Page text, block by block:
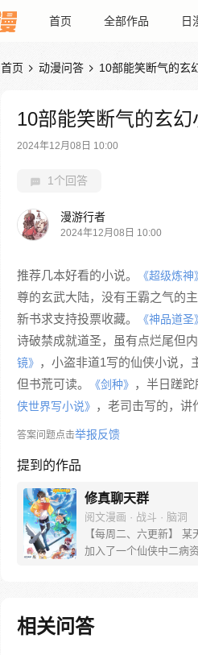
首页 全部作品 日
首页  动漫问答  10部能笑断气的玄
10部能笑断气的玄幻
2024年12月08日 10:00
1个回答
漫游行者
2024年12月08日 10:00
推荐几本好看的小说。 《超级炼神
尊的玄武大陆，没有王霸之气的
新书求支持投票收藏。
《神品道圣
诗破禁成就道圣，虽有点烂尾但
镜》 ，小盗非道1写的仙侠小说，
但书荒可读。
《剑种》 ，半日蹉
侠世界写小说》 ，老司击写的，讲
答案问题点击举报反馈
提到的作品
修真聊天群
阅文漫画 · 战斗 · 脑洞
【每周二、六更新】
加入了一个仙侠中二病
出走。整天聊的是炼丹
经验啥的。 突然有一天
相关问答